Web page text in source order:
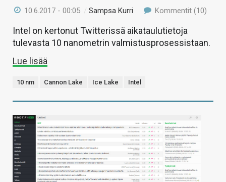
10.6.2017 - 00:05 /Sampsa Kurri Kommentit (10)
Intel on kertonut Twitterissä aikataulutietoja
tulevasta 10 nanometrin valmistusprosessistaan.
Lue lisää
10 nm Cannon Lake Ice Lake Intel